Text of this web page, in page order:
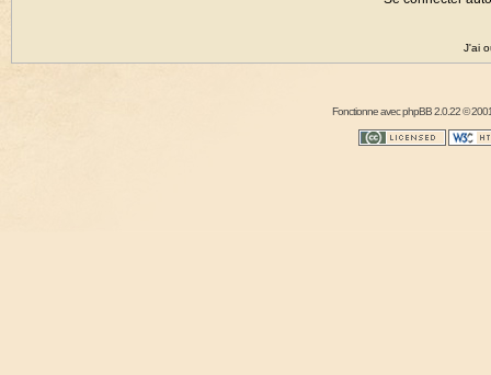
J'ai
Fonctionne avecphpBB2.0.22 ©